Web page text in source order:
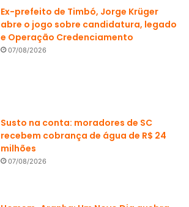
Ex-prefeito de Timbó, Jorge Krüger
abre o jogo sobre candidatura, legado
e Operação Credenciamento
07/08/2026
Susto na conta: moradores de SC
recebem cobrança de água de R$ 24
milhões
07/08/2026